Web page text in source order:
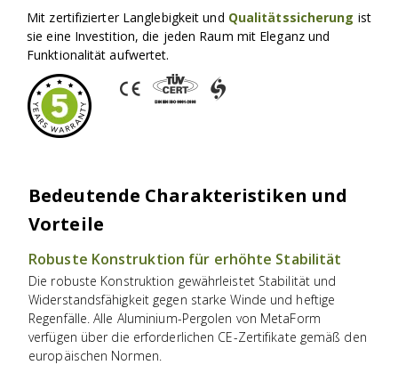
Mit zertifizierter Langlebigkeit und Qualitätssicherung ist
sie eine Investition, die jeden Raum mit Eleganz und
Funktionalität aufwertet.
Bedeutende Charakteristiken und
Vorteile
Robuste Konstruktion für erhöhte Stabilität
Die robuste Konstruktion gewährleistet Stabilität und
Widerstandsfähigkeit gegen starke Winde und heftige
Regenfälle. Alle Aluminium-Pergolen von MetaForm
verfügen über die erforderlichen CE-Zertifikate gemäß den
europäischen Normen.